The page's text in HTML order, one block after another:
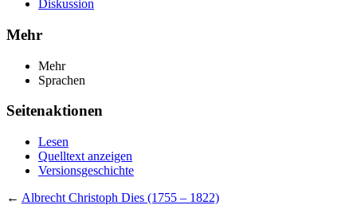
Diskussion
Mehr
Mehr
Sprachen
Seitenaktionen
Lesen
Quelltext anzeigen
Versionsgeschichte
← Albrecht Christoph Dies (1755 – 1822)